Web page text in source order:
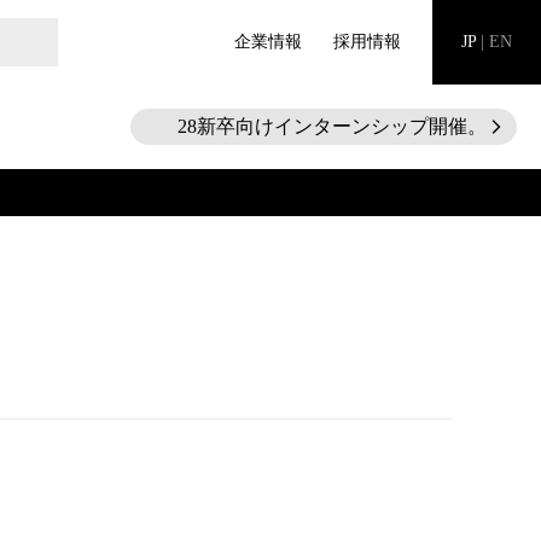
企業情報 採用情報 JP EN
28新卒向けインターンシップ開催。エントリ
arrow_forward_ios